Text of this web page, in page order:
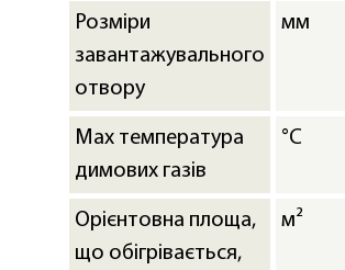
Розміри
завантажувального
отвору
мм
Мах температура
димових газів
°C
Орієнтовна площа,
що обігрівається,
м²